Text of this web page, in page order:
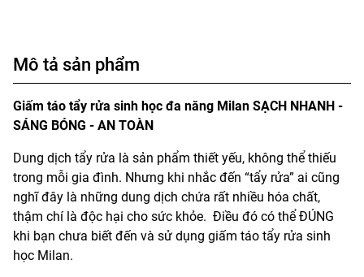
Mô tả sản phẩm
Giấm táo tẩy rửa sinh học đa năng Milan SẠCH NHANH -
SÁNG BÓNG - AN TOÀN
Dung dịch tẩy rửa là sản phẩm thiết yếu, không thể thiếu
trong mỗi gia đình. Nhưng khi nhắc đến “tẩy rửa” ai cũng
nghĩ đây là những dung dịch chứa rất nhiều hóa chất,
thậm chí là độc hại cho sức khỏe. Điều đó có thể ĐÚNG
khi bạn chưa biết đến và sử dụng giấm táo tẩy rửa sinh
học Milan.